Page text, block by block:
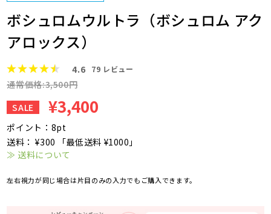
ボシュロムウルトラ（ボシュロム アク
アロックス）
4.6 79 レビュー
通常価格:3,500円
SALE
¥3,400
ポイント：8pt
送料： ¥300 「最低送料 ¥1000」
≫ 送料について
左右視力が同じ場合は片目のみの入力でもご購入できます。